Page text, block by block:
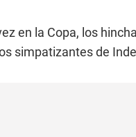
en la Copa, los
simpatizantes de